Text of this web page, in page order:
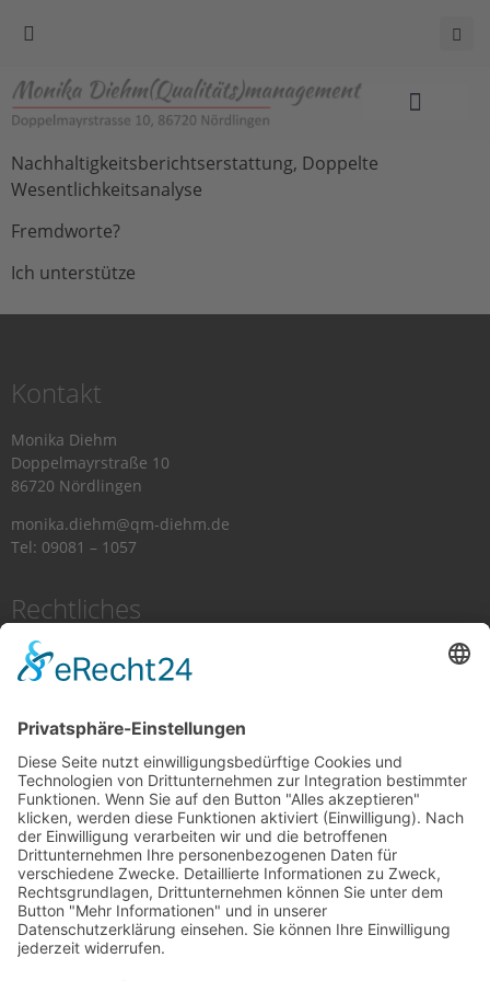
Nachhaltigkeitsberichtserstattung, Doppelte
Wesentlichkeitsanalyse
Fremdworte?
Ich unterstütze
Kontakt
Monika Diehm
Doppelmayrstraße 10
86720 Nördlingen
monika.diehm@qm-diehm.de
Tel: 09081 – 1057
Rechtliches
Impressum
Datenschutz
Aktuelles
Demnächst hier mehr
Monika Diehm Oktober 7, 2025
Kennen Sie den Bumerang Effekt?..
Monika Diehm Oktober 27, 2024